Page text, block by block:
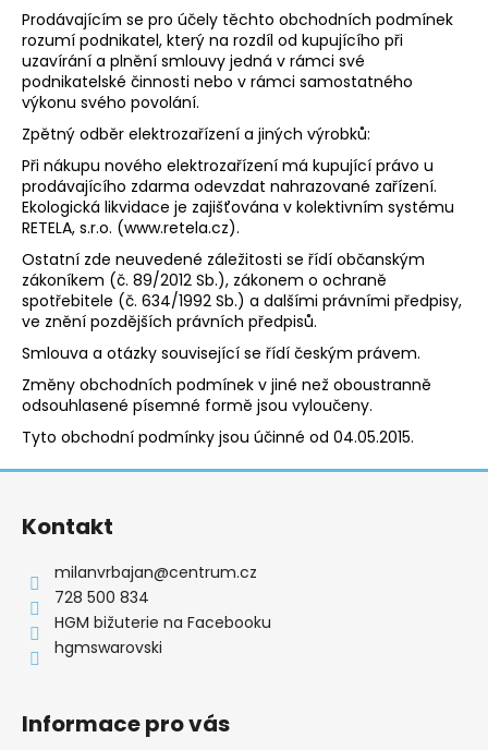
Prodávajícím se pro účely těchto obchodních podmínek
rozumí podnikatel, který na rozdíl od kupujícího při
uzavírání a plnění smlouvy jedná v rámci své
podnikatelské činnosti nebo v rámci samostatného
výkonu svého povolání.
Zpětný odběr elektrozařízení a jiných výrobků:
Při nákupu nového elektrozařízení má kupující právo u
prodávajícího zdarma odevzdat nahrazované zařízení.
Ekologická likvidace je zajišťována v kolektivním systému
RETELA, s.r.o. (www.retela.cz).
Ostatní zde neuvedené záležitosti se řídí občanským
zákoníkem (č. 89/2012 Sb.), zákonem o ochraně
spotřebitele (č. 634/1992 Sb.) a dalšími právními předpisy,
ve znění pozdějších právních předpisů.
Smlouva a otázky související se řídí českým právem.
Změny obchodních podmínek v jiné než oboustranně
odsouhlasené písemné formě jsou vyloučeny.
Tyto obchodní podmínky jsou účinné od 04.05.2015.
Z
Kontakt
milanvrbajan@centrum.cz
728 500 834
HGM bižuterie na Facebooku
hgmswarovski
Informace pro vás